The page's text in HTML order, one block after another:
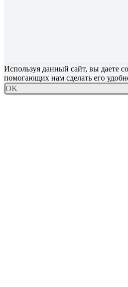
Используя данный сайт, вы даете
помогающих нам сделать его
OK